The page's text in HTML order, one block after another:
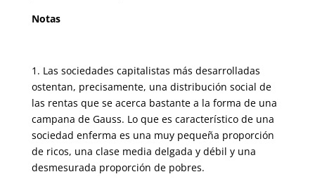
Notas
1. Las sociedades capitalistas más desarrolladas
ostentan, precisamente, una distribución social de
las rentas que se acerca bastante a la forma de una
cam­pana de Gauss. Lo que es característico de una
sociedad enferma es una muy pequeña proporción
de ricos, una clase media delgada y débil y una
desmesu­rada proporción de pobres.